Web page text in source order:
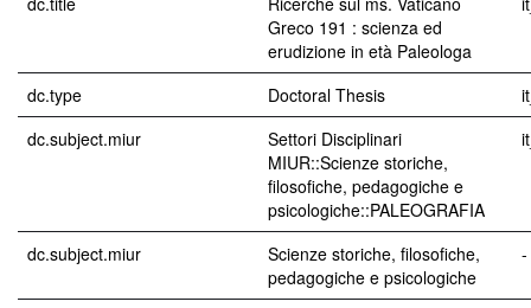
Greco 191 : scienza ed
erudizione in età Paleologa
dc.type Doctoral Thesis
dc.subject.miur
Settori Disciplinari
MIUR::Scienze storiche,
filosofiche, pedagogiche e
psicologiche::PALEOGRAFIA
dc.subject.miur
Scienze storiche, filosofiche,
pedagogiche e psicologiche
-